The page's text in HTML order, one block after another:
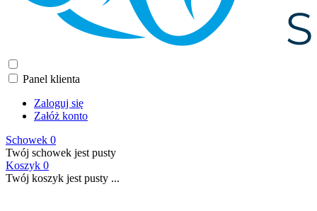
Panel klienta
Zaloguj się
Załóż konto
Schowek 0
Twój schowek jest pusty
Koszyk 0
Twój koszyk jest pusty ...